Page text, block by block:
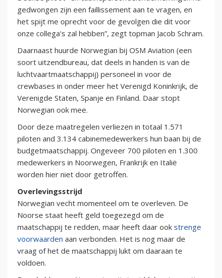
gedwongen zijn een faillissement aan te vragen, en
het spijt me oprecht voor de gevolgen die dit voor
onze collega's zal hebben”, zegt topman Jacob Schram.
Daarnaast huurde Norwegian bij OSM Aviation (een
soort uitzendbureau, dat deels in handen is van de
luchtvaartmaatschappij) personeel in voor de
crewbases in onder meer het Verenigd Koninkrijk, de
Verenigde Staten, Spanje en Finland. Daar stopt
Norwegian ook mee.
Door deze maatregelen verliezen in totaal 1.571
piloten and 3.134 cabinemedewerkers hun baan bij de
budgetmaatschappij. Ongeveer 700 piloten en 1.300
medewerkers in Noorwegen, Frankrijk en Italië
worden hier niet door getroffen.
Overlevingsstrijd
Norwegian vecht momenteel om te overleven. De
Noorse staat heeft geld toegezegd om de
maatschappij te redden, maar heeft daar ook strenge
voorwaarden aan verbonden. Het is nog maar de
vraag of het de maatschappij lukt om daaraan te
voldoen.